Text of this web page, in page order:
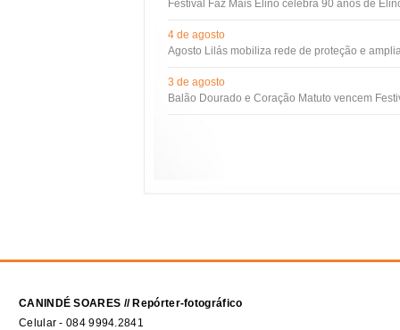
Festival Faz Mais Elino celebra 90 anos de
4 de agosto
Agosto Lilás mobiliza rede de proteção e
3 de agosto
Balão Dourado e Coração Matuto vencem
CANINDÉ SOARES // Repórter-fotográfico
Celular - 084 9994.2841